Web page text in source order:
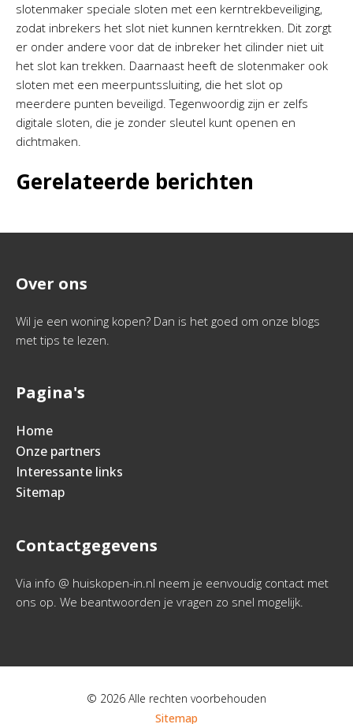
slotenmaker speciale sloten met een kerntrekbeveiliging,
zodat inbrekers het slot niet kunnen kerntrekken. Dit zorgt
er onder andere voor dat de inbreker het cilinder niet uit
het slot kan trekken. Daarnaast heeft de slotenmaker ook
sloten met een meerpuntssluiting, die het slot op
meerdere punten beveiligd. Tegenwoordig zijn er zelfs
digitale sloten, die je zonder sleutel kunt openen en
dichtmaken.
Gerelateerde berichten
Over ons
Wil je een woning kopen? Dan is het goed om onze blogs
met tips te lezen.
Pagina's
Home
Onze partners
Interessante links
Sitemap
Contactgegevens
Via info @ huiskopen-in.nl neem je eenvoudig contact met
ons op. We beantwoorden je vragen zo snel mogelijk.
© 2026 Alle rechten voorbehouden
Sitemap